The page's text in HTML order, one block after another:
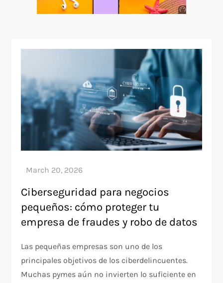
Ciberseguridad para negocios
pequeños: cómo proteger tu
empresa de fraudes y robo de datos
Las pequeñas empresas son uno de los
principales objetivos de los ciberdelincuentes.
Muchas pymes aún no invierten lo suficiente en